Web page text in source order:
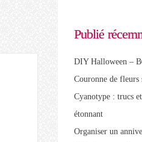
Publié
DIY Halloween –
Couronne de fleurs
Cyanotype : trucs
étonnant
Organiser un